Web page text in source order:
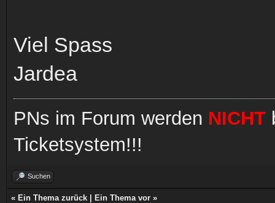
Viel Spass
Jardea
PNs im Forum werden NICHT
Ticketsystem!!!
Suchen
« Ein Thema zurück Ein Thema vor »